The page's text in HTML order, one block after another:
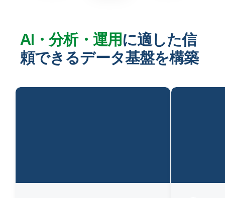
AI・分析・運用に適した信
頼できるデータ基盤を構築